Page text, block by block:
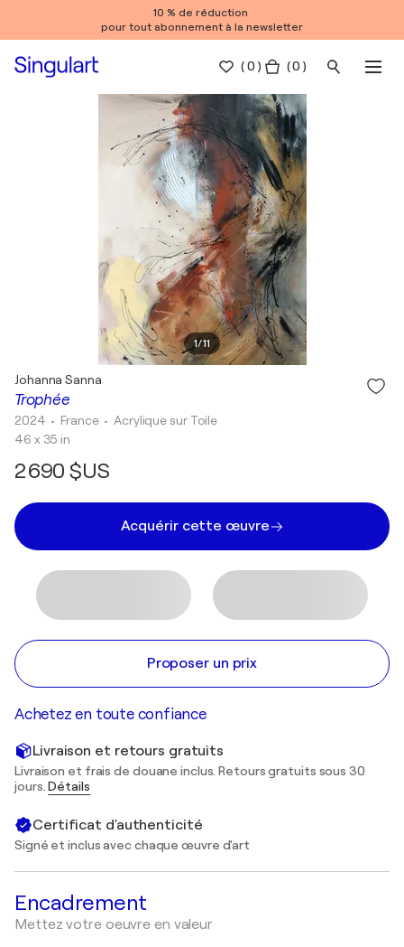
10 % de réduction
pour tout abonnement à la newsletter
(0 ) ( 0 )
1/11
Trophée
Johanna Sanna
2024 • France •Acrylique sur Toile
46 x 35 in
2 690 $US
Acquérir cette œuvre
Proposer un prix
Achetez en toute confiance
Livraison et retours gratuits
Livraison et frais de douane inclus. Retours gratuits sous 30
jours.Détails
Certificat d'authenticité
Signé et inclus avec chaque œuvre d'art
Encadrement
Mettez votre oeuvre en valeur